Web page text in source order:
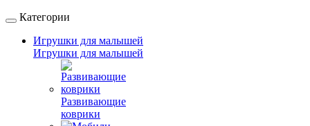
Категории
Игрушки для малышей
Игрушки для малышей
Развивающие
коврики